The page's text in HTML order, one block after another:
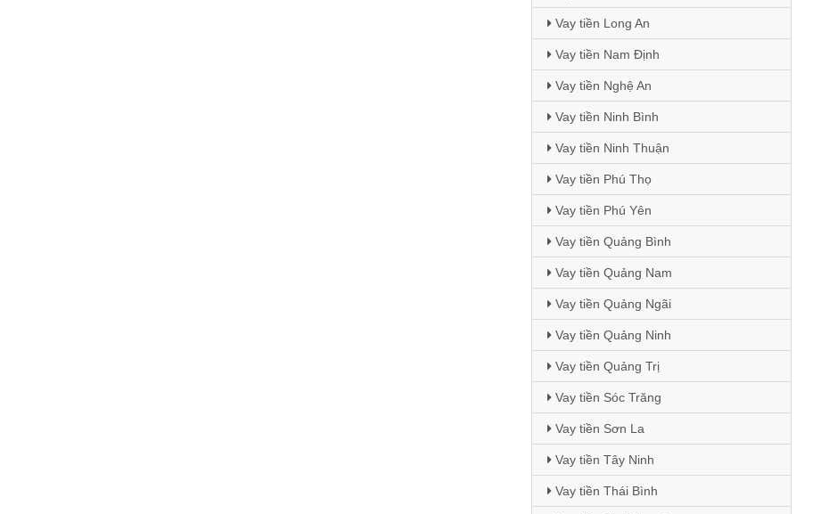
Vay tiền Long An
Vay tiền Nam Định
Vay tiền Nghệ An
Vay tiền Ninh Bình
Vay tiền Ninh Thuận
Vay tiền Phú Thọ
Vay tiền Phú Yên
Vay tiền Quảng Bình
Vay tiền Quảng Nam
Vay tiền Quảng Ngãi
Vay tiền Quảng Ninh
Vay tiền Quảng Trị
Vay tiền Sóc Trăng
Vay tiền Sơn La
Vay tiền Tây Ninh
Vay tiền Thái Bình